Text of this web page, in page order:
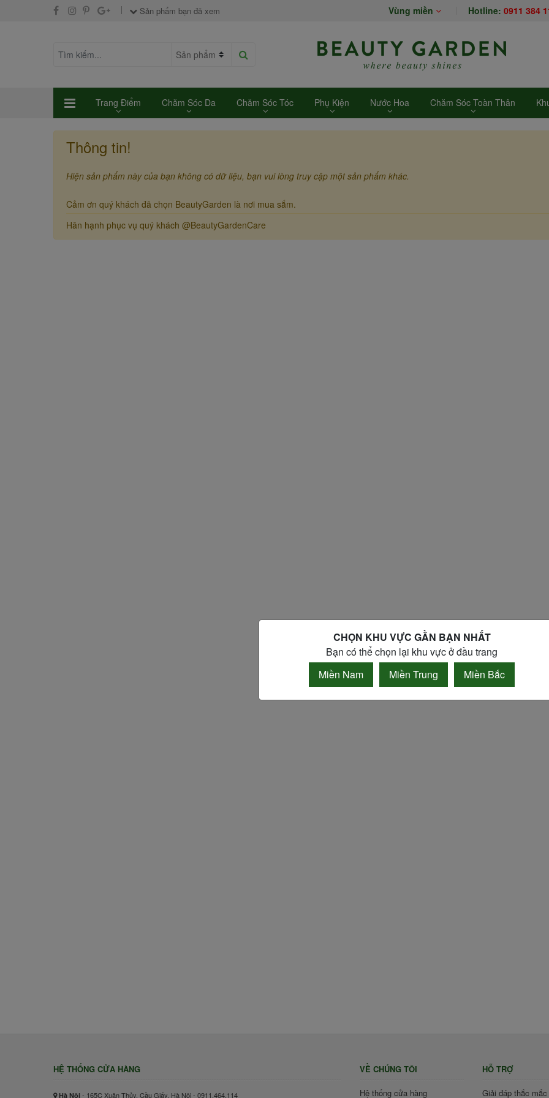
Sản phẩm bạn đã xem Vùng miền Hotline: 0911 384
Trang Điểm Chăm Sóc Da Chăm Sóc Tóc Phụ Kiện Nước Hoa Chăm Sóc Toàn Thân
Thông tin!
Hiện sản phẩm này của bạn không có dữ liệu, bạn vui lòng truy cập một sản phẩm khác.
Cảm ơn quý khách đã chọn BeautyGarden là nơi mua sắm.
Hân hạnh phục vụ quý khách @BeautyGardenCare
HỆ THỐNG CỬA HÀNG
Hà Nội - 165C Xuân Thủy, Cầu Giấy, Hà Nội - 0911.464.114
VỀ CHÚNG TÔI
Hệ thống cửa hàng
HỖ TRỢ
Giải đáp thắc mắc
CHỌN KHU VỰC GẦN BẠN NHẤT
Bạn có thể chọn lại khu vực ở đầu trang
Miền Nam
Miền Trung Miền Bắc